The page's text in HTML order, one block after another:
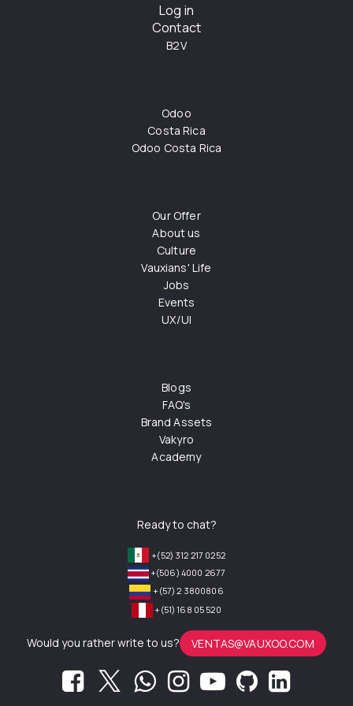
Log in
Contact
B2V
Odoo
Costa Rica
Odoo Costa Rica
Our Offer
About us
Culture
Vauxians' Life
Jobs
Events
UX/UI
Blogs
FAQ's
Brand Assets
Vakyro
Academy
Ready to chat?
+(52) 312 217 0252
+(506) 4000 2677
+(57) 2 3800806
+(51) 168 05 520
Would you rather write to us? VENTAS@VAUXOO.COM